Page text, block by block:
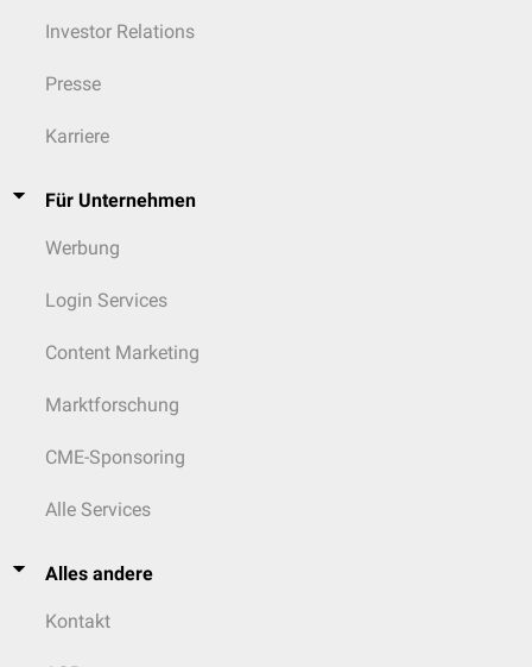
Investor Relations
Presse
Karriere
Für Unternehmen
Werbung
Login Services
Content Marketing
Marktforschung
CME-Sponsoring
Alle Services
Alles andere
Kontakt